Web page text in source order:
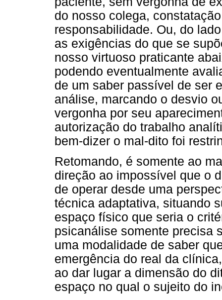
do nosso colega,
responsabilidade. Ou, do
as exigências do que se
nosso virtuoso praticante
podendo eventualmente
de um saber passível de ser
análise, marcando o desvio
vergonha por seu
autorização do trabalho
bem-dizer o mal-dito foi
Retomando, é somente ao
direção ao impossível que o
de operar desde uma
técnica adaptativa, situando
espaço físico que seria o
psicanálise somente precisa
uma modalidade de saber
emergência do real da
ao dar lugar a dimensão do
espaço no qual o sujeito do